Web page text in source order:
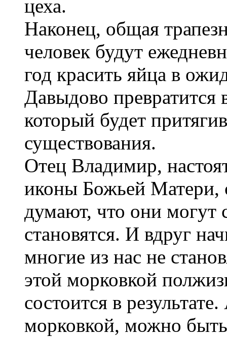
цеха.
Наконец, общая
человек будут
год красить яйца в
Давыдово превратится
который будет
существования.
Отец Владимир,
иконы Божьей
думают, что они могут
становятся. И вдруг
многие из нас не
этой морковкой
состоится в
морковкой, можно